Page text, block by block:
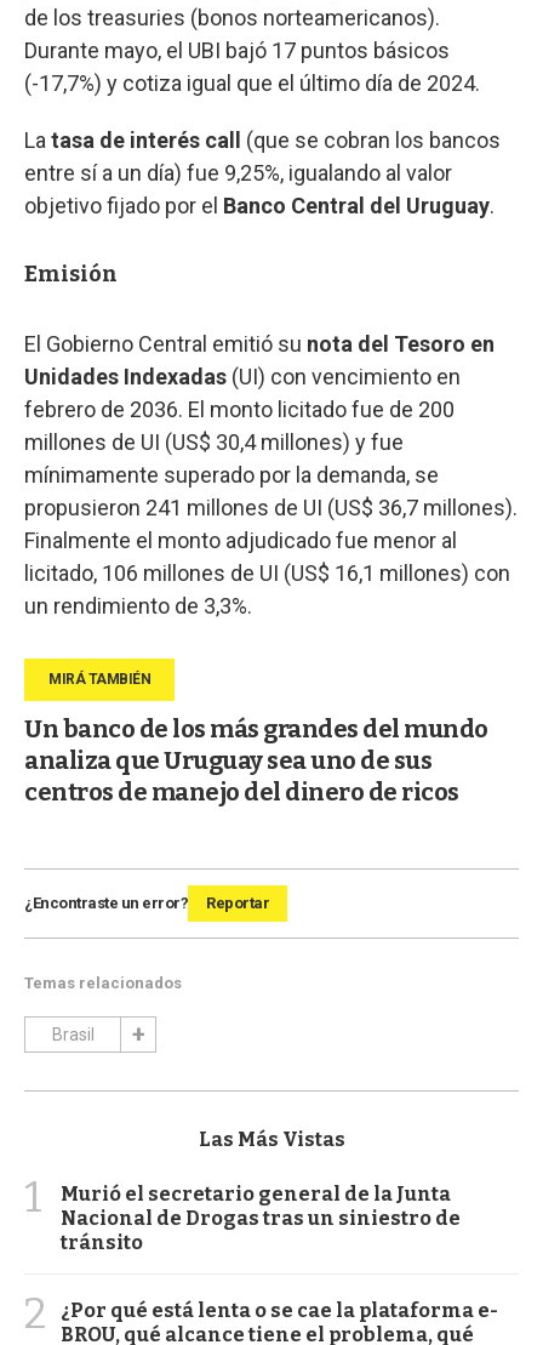
de los treasuries (bonos norteamericanos).
Durante mayo, el UBI bajó 17 puntos básicos
(-17,7%) y cotiza igual que el último día de 2024.
Latasa de interés call
(que se cobran los bancos
entre sí a un día) fue 9,25%, igualando al valor
objetivo fijado por el Banco Central del Uruguay.
Emisión
El Gobierno Central emitió su nota del Tesoro en
Unidades Indexadas (UI) con vencimiento en
febrero de 2036. El monto licitado fue de 200
millones de UI (US$ 30,4 millones) y fue
mínimamente superado por la demanda, se
propusieron 241 millones de UI (US$ 36,7 millones).
Finalmente el monto adjudicado fue menor al
licitado, 106 millones de UI (US$ 16,1 millones) con
un rendimiento de 3,3%.
Un banco de los más grandes del mundo
analiza que Uruguay sea uno de sus
centros de manejo del dinero de ricos
¿Encontraste un error? Reportar
Temas relacionados
Brasil
Las Más Vistas
1
Murió el secretario general de la Junta
Nacional de Drogas tras un siniestro de
tránsito
2
¿Por qué está lenta o se cae la plataforma e-
BROU, qué alcance tiene el problema, qué